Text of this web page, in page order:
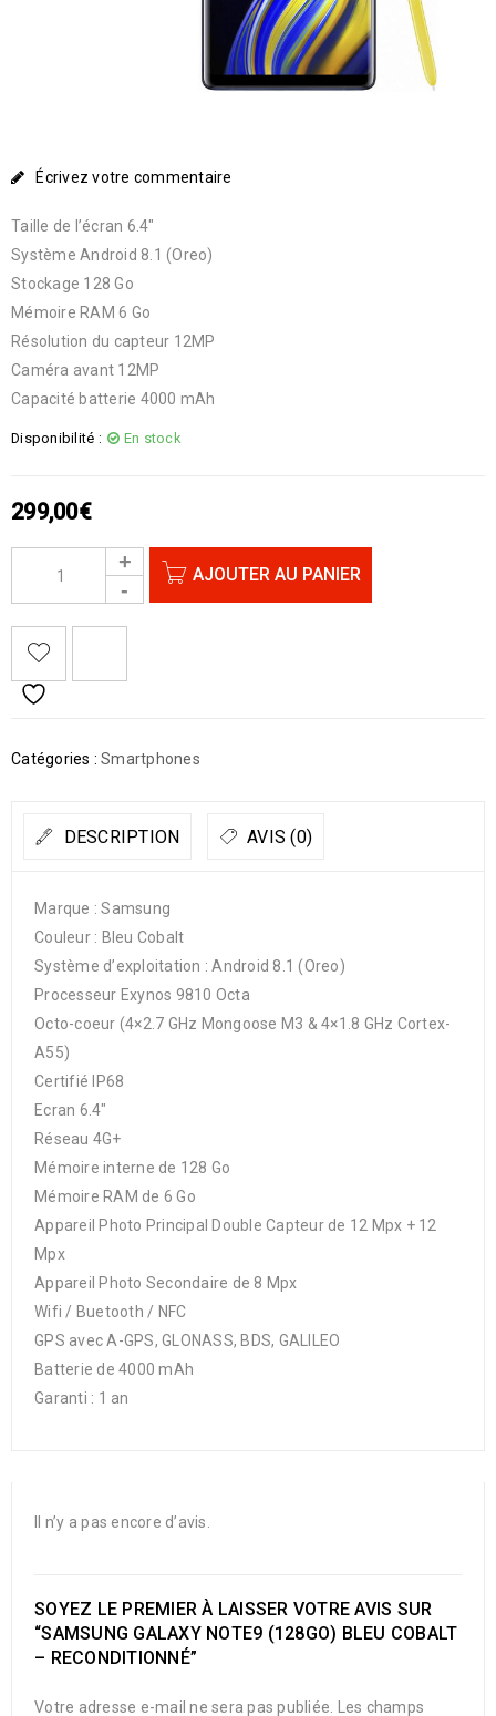
Écrivez votre commentaire
Taille de l’écran 6.4″
Système Android 8.1 (Oreo)
Stockage 128 Go
Mémoire RAM 6 Go
Résolution du capteur 12MP
Caméra avant 12MP
Capacité batterie 4000 mAh
Disponibilité : En stock
299,00€
AJOUTER AU PANIER
Catégories : Smartphones
DESCRIPTION AVIS (0)
Marque : Samsung
Couleur : Bleu Cobalt
Système d’exploitation : Android 8.1 (Oreo)
Processeur Exynos 9810 Octa
Octo-coeur (4×2.7 GHz Mongoose M3 & 4×1.8 GHz Cortex-
A55)
Certifié IP68
Ecran 6.4″
Réseau 4G+
Mémoire interne de 128 Go
Mémoire RAM de 6 Go
Appareil Photo Principal Double Capteur de 12 Mpx + 12
Mpx
Appareil Photo Secondaire de 8 Mpx
Wifi / Buetooth / NFC
GPS avec A-GPS, GLONASS, BDS, GALILEO
Batterie de 4000 mAh
Garanti : 1 an
Il n’y a pas encore d’avis.
SOYEZ LE PREMIER À LAISSER VOTRE AVIS SUR
“SAMSUNG GALAXY NOTE9 (128GO) BLEU COBALT
– RECONDITIONNÉ”
Votre adresse e-mail ne sera pas publiée. Les champs